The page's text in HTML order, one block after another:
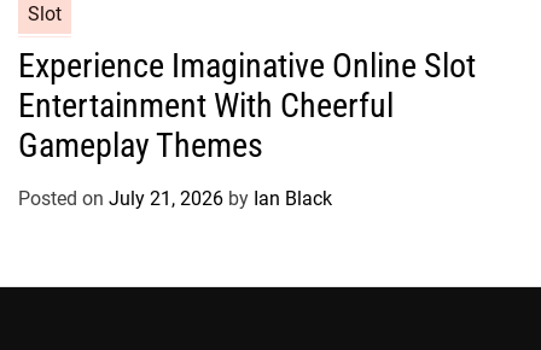
s
a
e
g
o
r
Slot
Experience Imaginative Online Slot
Entertainment With Cheerful
Gameplay Themes
Posted on July 21, 2026 by Ian Black